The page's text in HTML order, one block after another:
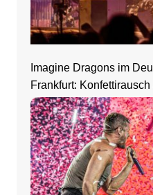
Imagine Dragons im
Frankfurt: